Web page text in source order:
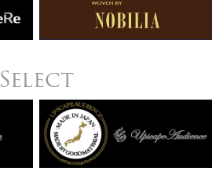
Select